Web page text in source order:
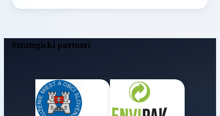
Strategickí partneri